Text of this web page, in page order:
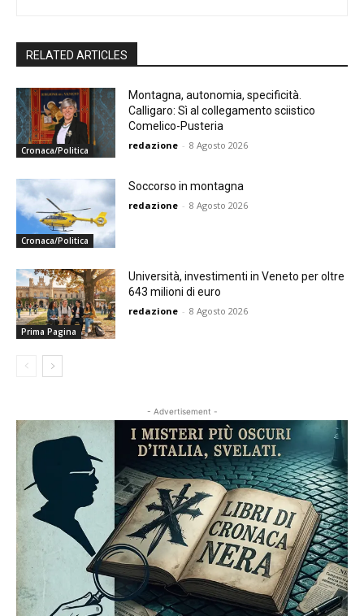
RELATED ARTICLES
Cronaca/Politica
Montagna, autonomia, specificità.
Calligaro: Sì al collegamento sciistico
Comelico-Pusteria
redazione - 8 Agosto 2026
Cronaca/Politica
Soccorso in montagna
redazione - 8 Agosto 2026
Prima Pagina
Università, investimenti in Veneto per oltre
643 milioni di euro
redazione - 8 Agosto 2026
- Advertisement -